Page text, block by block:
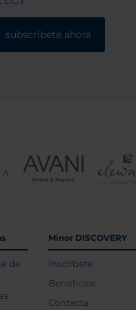
subscríbete ahora
de
Minor DISCOVERY
Inscríbete
Beneficios
Contacta